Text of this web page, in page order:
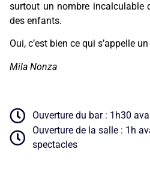
surtout un nombre incalculable
des enfants.
Oui, c’est bien ce qui s’appelle
Mila Nonza
Ouverture du bar : 1h30
Ouverture de la salle : 1h
spectacles